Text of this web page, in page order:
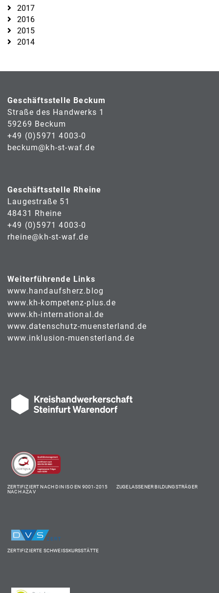
2017
2016
2015
2014
Geschäftsstelle Beckum
Straße des Handwerks 1
59269 Beckum
+49 (0)5971 4003-0
beckum@kh-st-waf.de
Geschäftsstelle Rheine
Laugestraße 51
48431 Rheine
+49 (0)5971 4003-0
rheine@kh-st-waf.de
Weiterführende Links
www.handaufsherz.blog
www.kh-kompetenz-plus.de
www.kh-international.de
www.datenschutz-muensterland.de
www.inklusion-muensterland.de
ZERTIFIZIERT NACH DIN ISO EN 9001-2015 ZUGELASSENER BILDUNGSTRÄGER
NACH AZAV
ZERTIFIZIERTE SCHWEISSKURSSTÄTTE